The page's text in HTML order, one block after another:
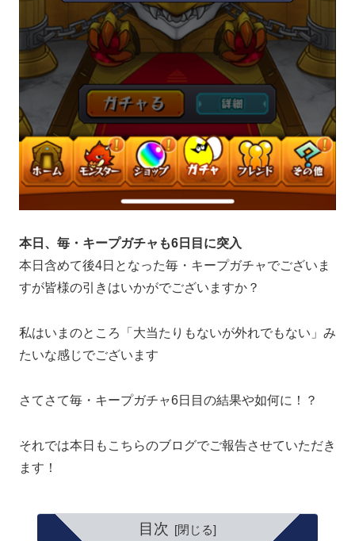
本日、毎・キープガチャも6日目に突入
本日含めて後4日となった毎・キープガチャでございま
すが皆様の引きはいかがでございますか？
私はいまのところ「大当たりもないが外れでもない」み
たいな感じでございます
さてさて毎・キープガチャ6日目の結果や如何に！？
それでは本日もこちらのブログでご報告させていただき
ます！
目次